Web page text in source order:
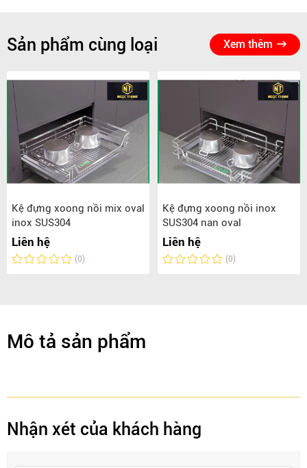
Sản phẩm cùng loại Xem thêm
Kệ đựng xoong nồi mix oval
inox SUS304
Liên hệ
(0)
Kệ đựng xoong nồi inox
SUS304 nan oval
Liên hệ
(0)
Mô tả sản phẩm
Nhận xét của khách hàng